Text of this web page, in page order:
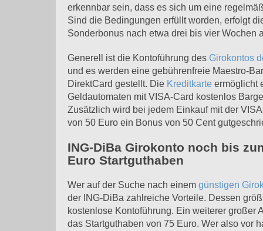
erkennbar sein, dass es sich um eine
Sind die Bedingungen erfüllt worden, erfolgt
Sonderbonus nach etwa drei bis vier Wochen
Generell ist die Kontoführung des Girokontos
und es werden eine gebührenfreie Maestro-
DirektCard gestellt. Die Kreditkarte ermöglicht
Geldautomaten mit VISA-Card kostenlos
Zusätzlich wird bei jedem Einkauf mit der
von 50 Euro ein Bonus von 50 Cent
ING-DiBa Girokonto noch bis
Euro Startguthaben
Wer auf der Suche nach einem günstigen
der ING-DiBa zahlreiche Vorteile. Dessen
kostenlose Kontoführung. Ein weiterer großer
das Startguthaben von 75 Euro. Wer also vor